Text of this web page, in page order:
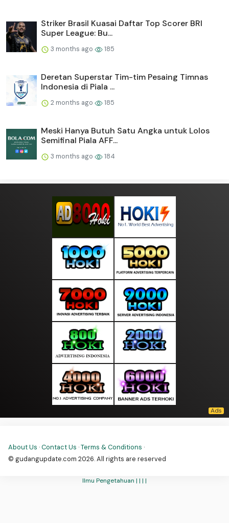
Striker Brasil Kuasai Daftar Top Scorer BRI
Super League: Bu...
3 months ago 185
Deretan Superstar Tim-tim Pesaing Timnas
Indonesia di Piala ...
2 months ago 185
Meski Hanya Butuh Satu Angka untuk Lolos
Semifinal Piala AFF...
3 months ago 184
About Us ·Contact Us ·Terms & Conditions ·
© gudangupdate.com 2026. All rights are reserved
Ilmu Pengetahuan | | | |